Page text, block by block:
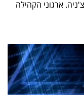
ארגוני הקהילה